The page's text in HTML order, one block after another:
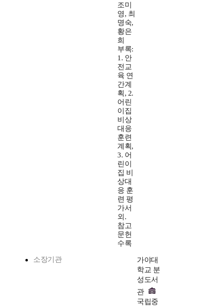
조미
영, 최
명숙,
황은
희
부록:
1. 안
전교
육 연
간계
획, 2.
어린
이집
비상
대응
훈련
계획,
3. 어
린이
집 비
상대
응 훈
련 평
가서
외.
참고
문헌
수록
소장기관
가야대
학교 분
성도서
관
국립중